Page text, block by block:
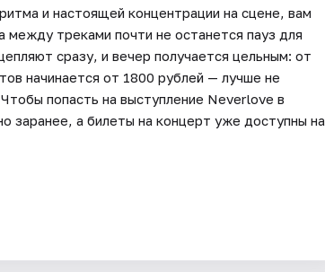
и настоящей концентрации на сцене, вам
треками почти не останется пауз для
сразу, и вечер получается цельным: от
начинается от 1800 рублей — лучше не
попасть на выступление Neverlove в
заранее, а билеты на концерт уже доступны на